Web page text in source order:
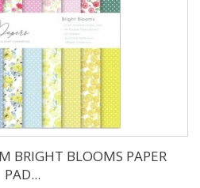
BRIGHT BLOOMS PAPER
PAD...